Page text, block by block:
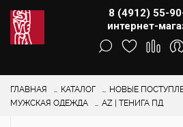
8 (4912) 55-
интернет-
ГЛАВНАЯ КАТАЛОГ
НОВЫЕ
МУЖСКАЯ ОДЕЖДА
AZ | ТЕНИГА ПД